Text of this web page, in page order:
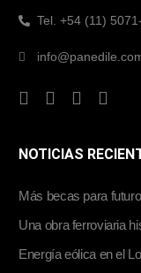
Tel. +54 (11)
NOTICIAS
Más becas para
Una obra ferroviaria
Energía eólica en el